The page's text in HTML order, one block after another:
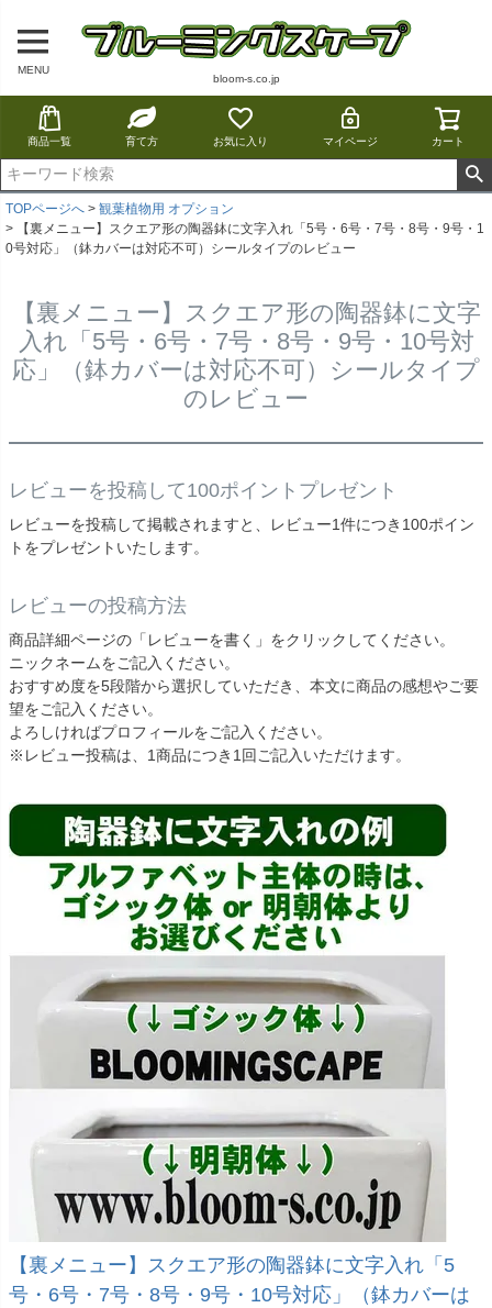
MENU
bloom-s.co.jp
商品一覧 育て方 お気に入り マイページ カート
TOPページへ
観葉植物用 オプション
【裏メニュー】スクエア形の陶器鉢に文字入れ「5号・6号・7号・8号・9号・1
0号対応」（鉢カバーは対応不可）シールタイプのレビュー
【裏メニュー】スクエア形の陶器鉢に文字
入れ「5号・6号・7号・8号・9号・10号対
応」（鉢カバーは対応不可）シールタイプ
のレビュー
レビューを投稿して100ポイントプレゼント
レビューを投稿して掲載されますと、レビュー1件につき100ポイン
トをプレゼントいたします。
レビューの投稿方法
商品詳細ページの「レビューを書く」をクリックしてください。
ニックネームをご記入ください。
おすすめ度を5段階から選択していただき、本文に商品の感想やご要
望をご記入ください。
よろしければプロフィールをご記入ください。
※レビュー投稿は、1商品につき1回ご記入いただけます。
【裏メニュー】スクエア形の陶器鉢に文字入れ「5
号・6号・7号・8号・9号・10号対応」（鉢カバーは